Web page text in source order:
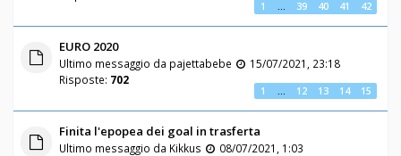
1 … 39 40 41 42
EURO 2020
Ultimo messaggio da pajettabebe
15/07/2021, 23:18
Risposte: 702
1 … 12 13 14 15
Finita l'epopea dei goal in trasferta
Ultimo messaggio da Kikkus
08/07/2021, 1:03